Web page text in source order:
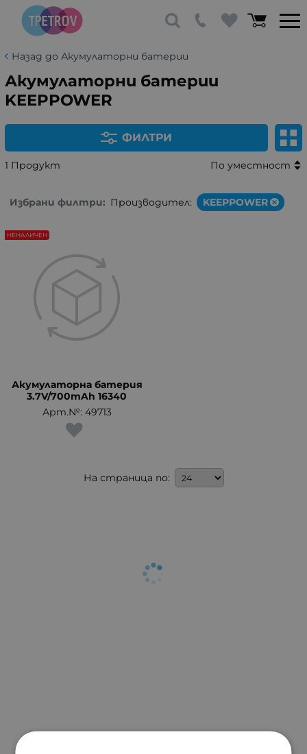
Назад до Акумулаторни батерии
Акумулаторни батерии
KEEPPOWER
ФИЛТРИ
1 Продукт По уместност
Избрани филтри: Производител: KEEPPOWER
Акумулаторна батерия
3.7V/700mAh 16340
Арт.№: 49713
НЕНАЛИЧЕН
На страница по: